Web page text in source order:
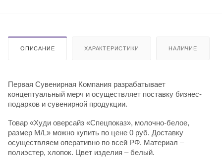
ОПИСАНИЕ ХАРАКТЕРИСТИКИ НАЛИЧИЕ
Первая Сувенирная Компания разрабатывает
концептуальный мерч и осуществляет поставку бизнес-
подарков и сувенирной продукции.
Товар «Худи оверсайз «Спецпоказ», молочно-белое,
размер M/L» можно купить по цене 0 руб. Доставку
осуществляем оперативно по всей РФ. Материал –
полиэстер, хлопок. Цвет изделия – белый.